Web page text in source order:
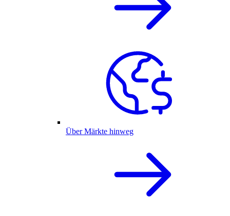
Über Märkte hinweg